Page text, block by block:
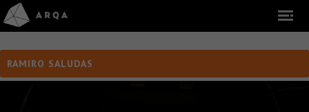
RAMIRO SALUDAS